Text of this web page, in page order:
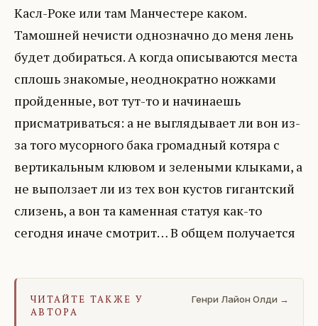
Касл-Роке или там Манчестере каком.
Тамошней нечисти однозначно до меня лень
будет добираться. А когда описываются места
сплошь знакомые, неоднократно ножками
пройденные, вот тут-то и начинаешь
присматриваться: а не выглядывает ли вон из-
за того мусорного бака громадный котяра с
вертикальным клювом и зелеными клыками, а
не выползает ли из тех вон кустов гигантский
слизень, а вон та каменная статуя как-то
сегодня иначе смотрит… В общем получается
ЧИТАЙТЕ ТАКЖЕ У
АВТОРА
Генри Лайон Олди →